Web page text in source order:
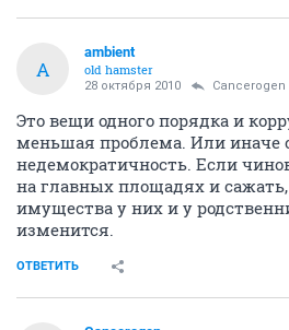
A
ambient
old hamster
28 октября 2010 Cancerogen
Это вещи одного порядка и
меньшая проблема. Или иначе
недемократичность. Если
на главных площадях и
имущества у них и у
изменится.
ОТВЕТИТЬ